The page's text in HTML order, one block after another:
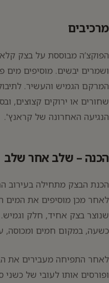
מרכיבים
הפוקצ’ה מבוססת על בצק
ושמרים יבשים. מוסיפים
המרקם הגמיש והעשיר.
שחורים או ירוקים קצוצים,
הנגיעה האחרונה של קראנץ'.
הכנה – שלב אחר שלב
הכנת הבצק מתחילה בעירוב
לאחר מכן מוסיפים את המים
שנוצר בצק אחיד, חלק
כשעה, במקום חמים ומכוסה,
לאחר התפיחה מעבירים את
ופורסים אותו לעובי של